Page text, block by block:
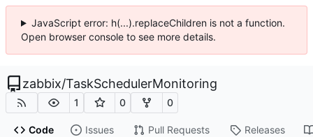
JavaScript error: h(...).replaceChildren is not a function.
Open browser console to see more details.
zabbix/TaskSchedulerMonitoring
1 0 0
Code Issues Pull Requests Releases